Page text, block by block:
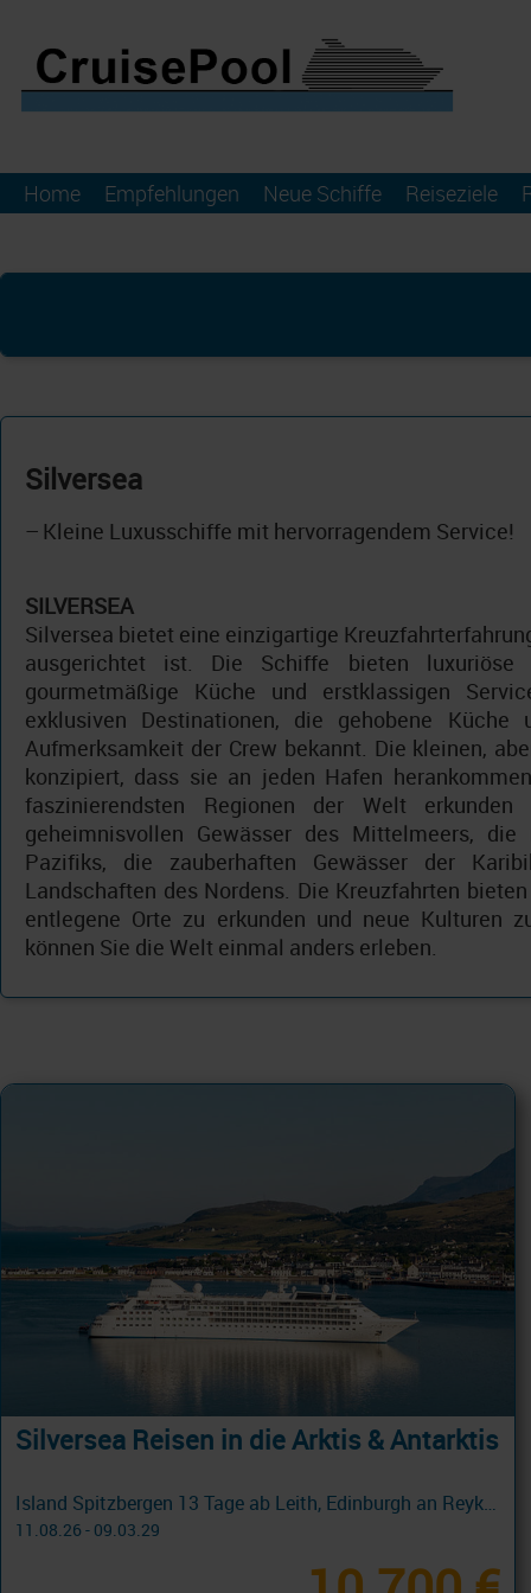
Home Empfehlungen Neue Schiffe Reiseziele
Silversea
– Kleine Luxusschiffe mit hervorragendem Service!
SILVERSEA
Silversea bietet eine einzigartige
ausgerichtet ist. Die Schiffe bieten luxuriöse
gourmetmäßige Küche und erstklassigen
exklusiven Destinationen, die gehobene Küche
Aufmerksamkeit der Crew bekannt. Die kleinen,
konzipiert, dass sie an jeden Hafen
faszinierendsten Regionen der Welt
geheimnisvollen Gewässer des Mittelmeers, die
Pazifiks, die zauberhaften Gewässer der
Landschaften des Nordens. Die Kreuzfahrten
entlegene Orte zu erkunden und neue Kulturen
können Sie die Welt einmal anders erleben.
Silversea Reisen in die Arktis & Antarktis
Island Spitzbergen 13 Tage ab Leith, Edinburgh an Reykjavik mit Cashback
11.08.26 - 09.03.29